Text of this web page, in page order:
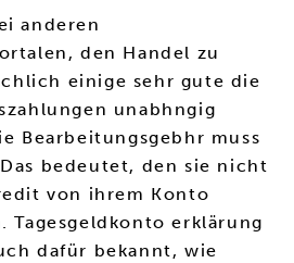
anderen
den Handel zu
einige sehr gute die
unabhngig
Bearbeitungsgebhr muss
bedeutet, den sie nicht
von ihrem Konto
Tagesgeldkonto erklärung
dafür bekannt, wie